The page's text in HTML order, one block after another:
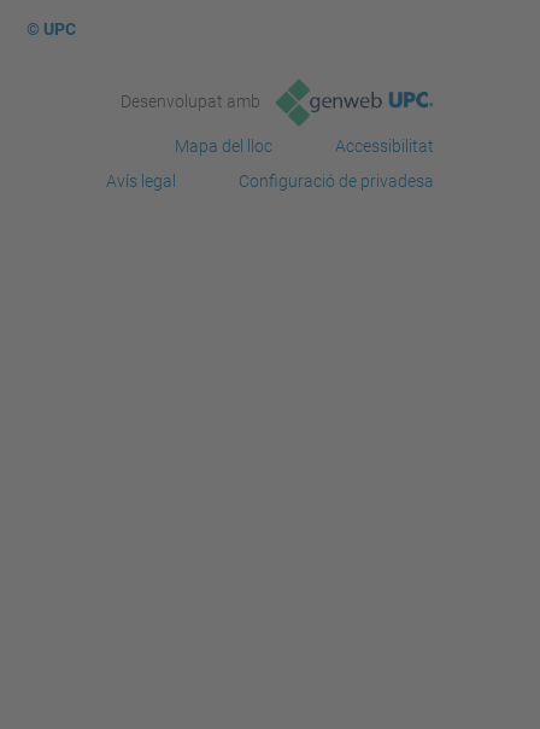
© UPC
Desenvolupat amb
Mapa del lloc
Accessibilitat
Avís legal
Configuració de privadesa